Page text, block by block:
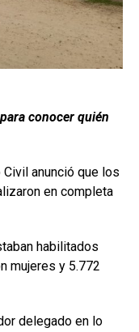
conocer quién
anunció que los
en completa
habilitados
mujeres y 5.772
delegado en lo